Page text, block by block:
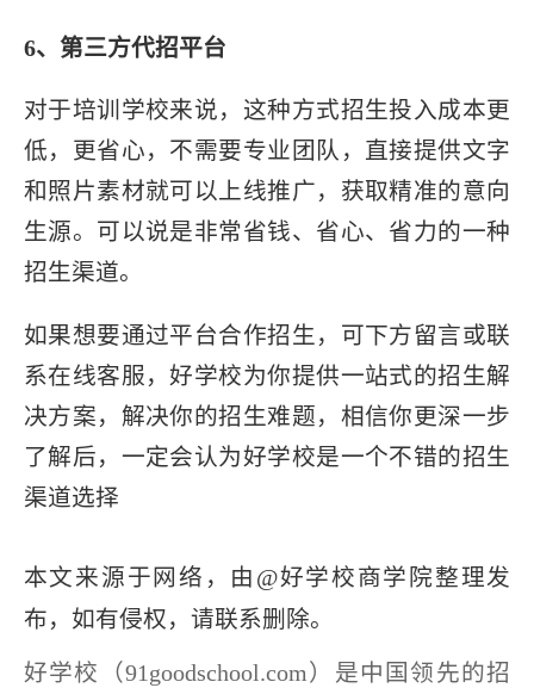
6、第三方代招平台
对于培训学校来说，这种方式招生投入成本更
低，更省心，不需要专业团队，直接提供文字
和照片素材就可以上线推广，获取精准的意向
生源。可以说是非常省钱、省心、省力的一种
招生渠道。
如果想要通过平台合作招生，可下方留言或联
系在线客服，好学校为你提供一站式的招生解
决方案，解决你的招生难题，相信你更深一步
了解后，一定会认为好学校是一个不错的招生
渠道选择
本文来源于网络，由@好学校商学院整理发
布，如有侵权，请联系删除。
好学校（91goodschool.com）是中国领先的招